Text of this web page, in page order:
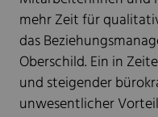
mehr Zeit für
das
Oberschild. Ein in
und steigender
unwesentlicher